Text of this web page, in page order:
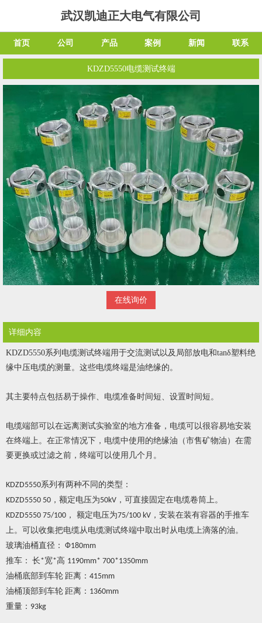
武汉凯迪正大电气有限公司
首页 公司 产品 案例 新闻 联系
KDZD5550电缆测试终端
在线询价
详细内容
KDZD5550系列电缆测试终端用于交流测试以及局部放电和tanδ塑料绝
缘中压电缆的测量。这些电缆终端是油绝缘的。
其主要特点包括易于操作、电缆准备时间短、设置时间短。
电缆端部可以在远离测试实验室的地方准备，电缆可以很容易地安装
在终端上。在正常情况下，电缆中使用的绝缘油（市售矿物油）在需
要更换或过滤之前，终端可以使用几个月。
KDZD5550系列有两种不同的类型：
KDZD5550 50 ，额定电压为50kV ，可直接固定在电缆卷筒上。
KDZD5550 75/100 ， 额定电压为75/100 kV ，安装在装有容器的手推车
上。可以收集把电缆从电缆测试终端中取出时从电缆上滴落的油。
玻璃油桶直径： Ф180mm
推车： 长*宽*高 1190mm* 700*1350mm
油桶底部到车轮 距离： 415mm
油桶顶部到车轮 距离： 1360mm
重量： 93kg